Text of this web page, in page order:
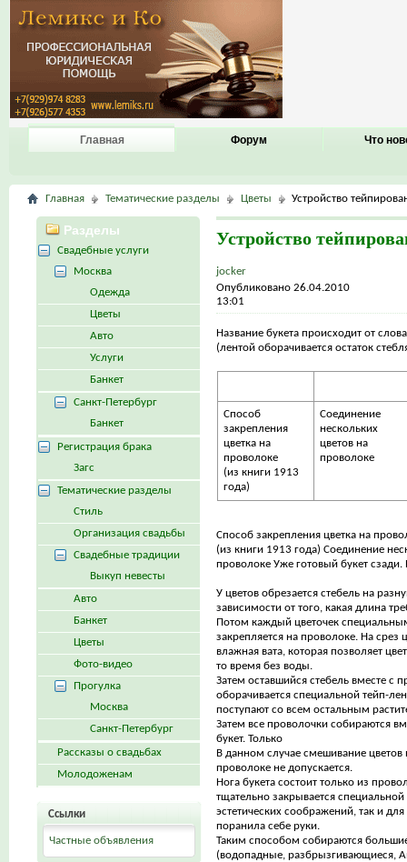
Главная Форум Что
Главная Тематические разделы Цветы Устройство
Устройство
jocker
Опубликовано 26.04.2010
13:01
Название букета происходит от
(лентой оборачивается остаток
Способ
закрепления
цветка на
проволоке
(из книги 1913
года)
Соединение
нескольких
цветов на
проволоке
Способ закрепления цветка на
(из книги 1913 года) Соединение
проволоке Уже готовый букет сзади.
У цветов обрезается стебель на
зависимости от того, какая длина
Потом каждый цветочек
закрепляется на проволоке. На срез
влажная вата, которая позволяет
то время без воды.
Затем оставшийся стебель вместе с
оборачивается специальной тейп-
поступают со всем остальным
Затем все проволочки собираются
букет. Только
В данном случае смешивание цветов
проволоке не допускается.
Нога букета состоит только из
тщательно закрывается специальной
эстетических соображений, так и
поранила себе руки.
Таким способом собираются
(водопадные, разбрызгивающиеся,
Разделы
Свадебные услуги
Москва
Одежда
Цветы
Авто
Услуги
Банкет
Санкт-Петербург
Банкет
Регистрация брака
Загс
Тематические разделы
Стиль
Организация свадьбы
Свадебные традиции
Выкуп невесты
Авто
Банкет
Цветы
Фото-видео
Прогулка
Москва
Санкт-Петербург
Рассказы о свадьбах
Молодоженам
Ссылки
Частные объявления